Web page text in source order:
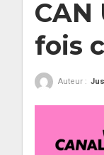
fois
Auteur :